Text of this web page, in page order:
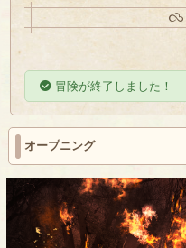
冒険が終了しました！
オープニング